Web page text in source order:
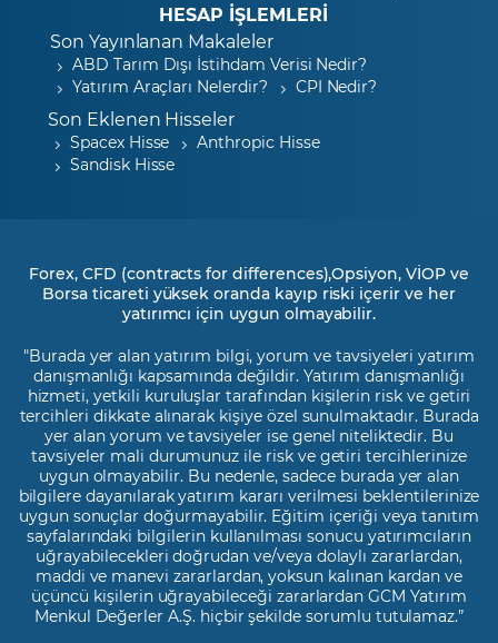
HESAP İŞLEMLERİ
Son Yayınlanan Makaleler
ABD Tarım Dışı İstihdam Verisi Nedir?
Yatırım Araçları Nelerdir?
CPI Nedir?
Son Eklenen Hisseler
Spacex Hisse
Anthropic Hisse
Sandisk Hisse
Forex, CFD (contracts for differences),Opsiyon, VİOP ve
Borsa ticareti yüksek oranda kayıp riski içerir ve her
yatırımcı için uygun olmayabilir.
"Burada yer alan yatırım bilgi, yorum ve tavsiyeleri yatırım
danışmanlığı kapsamında değildir. Yatırım danışmanlığı
hizmeti, yetkili kuruluşlar tarafından kişilerin risk ve getiri
tercihleri dikkate alınarak kişiye özel sunulmaktadır. Burada
yer alan yorum ve tavsiyeler ise genel niteliktedir. Bu
tavsiyeler mali durumunuz ile risk ve getiri tercihlerinize
uygun olmayabilir. Bu nedenle, sadece burada yer alan
bilgilere dayanılarak yatırım kararı verilmesi beklentilerinize
uygun sonuçlar doğurmayabilir. Eğitim içeriği veya tanıtım
sayfalarındaki bilgilerin kullanılması sonucu yatırımcıların
uğrayabilecekleri doğrudan ve/veya dolaylı zararlardan,
maddi ve manevi zararlardan, yoksun kalınan kardan ve
üçüncü kişilerin uğrayabileceği zararlardan GCM Yatırım
Menkul Değerler A.Ş. hiçbir şekilde sorumlu tutulamaz.”